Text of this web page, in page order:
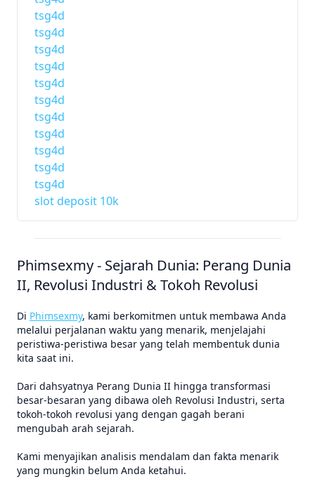
tsg4d
tsg4d
tsg4d
tsg4d
tsg4d
tsg4d
tsg4d
tsg4d
tsg4d
tsg4d
tsg4d
slot deposit 10k
Phimsexmy - Sejarah Dunia: Perang Dunia
II, Revolusi Industri & Tokoh Revolusi
Di Phimsexmy, kami berkomitmen untuk membawa Anda
melalui perjalanan waktu yang menarik, menjelajahi
peristiwa-peristiwa besar yang telah membentuk dunia
kita saat ini.
Dari dahsyatnya Perang Dunia II hingga transformasi
besar-besaran yang dibawa oleh Revolusi Industri, serta
tokoh-tokoh revolusi yang dengan gagah berani
mengubah arah sejarah.
Kami menyajikan analisis mendalam dan fakta menarik
yang mungkin belum Anda ketahui.